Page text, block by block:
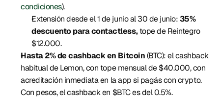
condiciones).
Extensión desde el 1 de junio al 30 de junio: 35%
descuento para contactless, tope de Reintegro
$12.000.
Hasta 2% de cashback en Bitcoin (BTC): el cashback
habitual de Lemon, con tope mensual de $40.000, con
acreditación inmediata en la app si pagás con crypto.
Con pesos, el cashback en $BTC es del 0.5%.